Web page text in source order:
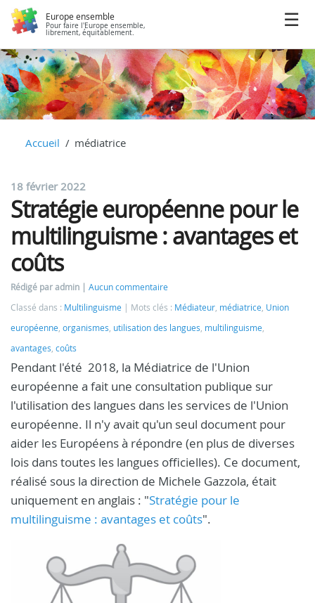
Europe ensemble
Pour faire l'Europe ensemble,
librement, équitablement.
Accueil médiatrice
18 février 2022
Stratégie européenne pour le
multilinguisme : avantages et
coûts
Rédigé par admin
Aucun commentaire
Classé dans : Multilinguisme Mots clés : Médiateur médiatrice Union
européenne organismes utilisation des langues multilinguisme
avantages coûts
Pendant l'été 2018, la Médiatrice de l'Union
européenne a fait une consultation publique sur
l'utilisation des langues dans les services de l'Union
européenne. Il n'y avait qu'un seul document pour
aider les Européens à répondre (en plus de diverses
lois dans toutes les langues officielles). Ce document,
réalisé sous la direction de Michele Gazzola, était
uniquement en anglais : "Stratégie pour le
multilinguisme : avantages et coûts".